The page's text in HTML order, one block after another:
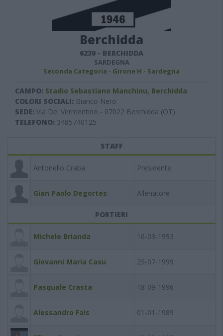
Berchidda
6230 - BERCHIDDA
SARDEGNA
Seconda Categoria - Girone H - Sardegna
CAMPO: Stadio Sebastiano Manchinu, Berchidda
COLORI SOCIALI: Bianco Nero
SEDE: Via Del Vermentino - 07022 Berchidda (OT)
TELEFONO: 3485740125
STAFF
Antonello Craba Presidente
Gian Paolo Degortes Allenatore
PORTIERI
Michele Brianda 16-03-1993
Giovanni Maria Casu 25-07-1999
Pasquale Crasta 18-09-1996
Alessandro Fais 01-01-1989